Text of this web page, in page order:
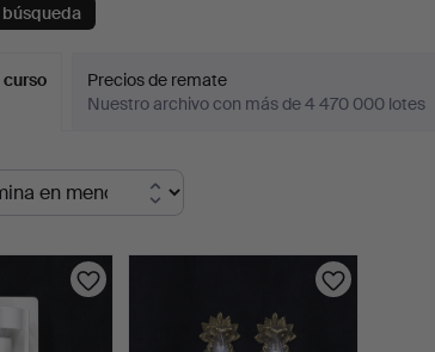
curso
Precios de remate
Nuestro archivo con más de 4 470 000 lotes